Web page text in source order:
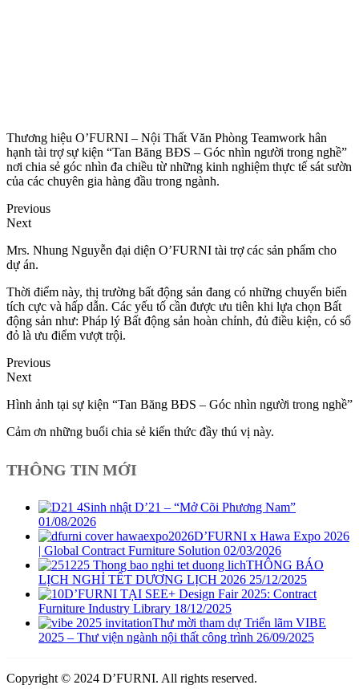
Thương hiệu O’FURNI – Nội Thất Văn Phòng Teamwork hân
hạnh tài trợ sự kiện “Tan Băng BĐS – Góc nhìn người trong nghề”
nơi chia sẻ góc nhìn đa chiều từ những kinh nghiệm thực tế sát sườn
của các chuyên gia hàng đầu trong ngành.
Previous
Next
Mrs. Nhung Nguyễn đại diện O’FURNI tài trợ các sản phẩm cho
dự án.
Thời điểm này, thị trường bất động sản đang có những chuyển biến
tích cực và hấp dẫn. Các yếu tố cần được ưu tiên khi lựa chọn Bất
động sản như: Pháp lý Bất động sản hoàn chỉnh, đủ điều kiện, có sổ
đỏ là ưu điểm vượt trội.
Previous
Next
Hình ảnh tại sự kiện “Tan Băng BĐS – Góc nhìn người trong nghề”
Cảm ơn những buổi chia sẻ kiến thức đầy thú vị này.
THÔNG TIN MỚI
Sinh nhật D’21 – “Mở Cõi Phương Nam”
01/08/2026
D’FURNI x Hawa Expo 2026
| Global Contract Furniture Solution 02/03/2026
THÔNG BÁO
LỊCH NGHỈ TẾT DƯƠNG LỊCH 2026 25/12/2025
D’FURNI TẠI SEE+ Design Fair 2025: Contract
Furniture Industry Library 18/12/2025
Thư mời tham dự Triển lãm VIBE
2025 – Thư viện ngành nội thất công trình 26/09/2025
Copyright © 2024 D’FURNI. All rights reserved.